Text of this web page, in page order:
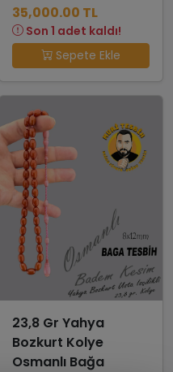
35,000.00 TL
Son 1 adet kaldı!
Sepete Ekle
23,8 Gr Yahya
Bozkurt Kolye
Osmanlı Bağa